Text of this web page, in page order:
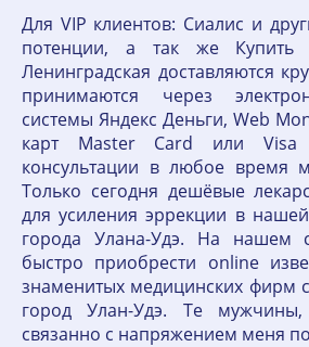
Для VIP клиентов: Сиалис и
потенции, а так же Купить
Ленинградская доставляются
принимаются через
системы Яндекс Деньги, Web
карт Master Card или Visa
консультации в любое время
Только сегодня дешёвые
для усиления эррекции в
города Улана-Удэ. На нашем
быстро приобрести online
знаменитых медицинских фирм
город Улан-Удэ. Те
связанно с напряжением меня